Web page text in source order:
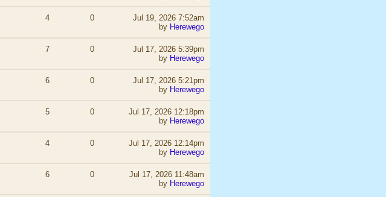
4 0
Jul 19, 2026 7:52am
by Herewego
7 0
Jul 17, 2026 5:39pm
by Herewego
6 0
Jul 17, 2026 5:21pm
by Herewego
5 0
Jul 17, 2026 12:18pm
by Herewego
4 0
Jul 17, 2026 12:14pm
by Herewego
6 0
Jul 17, 2026 11:48am
by Herewego